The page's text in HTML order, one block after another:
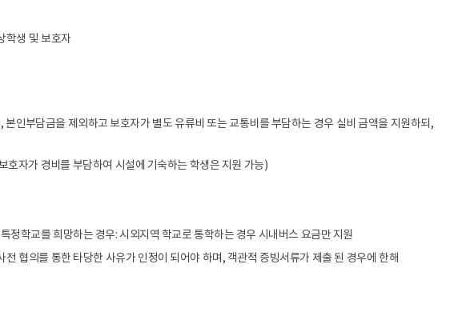
학생 및 보호자
인부담금을 제외하고 보호자가 별도 유류비 또는 교통비를 부담하는 경우 실비 금액을 지원하되,
호자가 경비를 부담하여 시설에 기숙하는 학생은 지원 가능)
학교를 희망하는 경우: 시외지역 학교로 통학하는 경우 시내버스 요금만 지원
협의를 통한 타당한 사유가 인정이 되어야 하며, 객관적 증빙서류가 제출 된 경우에 한해